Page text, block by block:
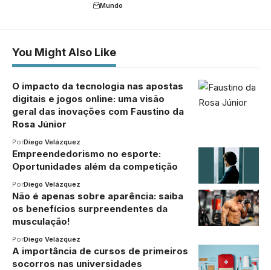
Mundo
You Might Also Like
O impacto da tecnologia nas apostas
digitais e jogos online: uma visão
geral das inovações com Faustino da
Rosa Júnior
PorDiego Velázquez
Empreendedorismo no esporte:
Oportunidades além da competição
PorDiego Velázquez
Não é apenas sobre aparência: saiba
os benefícios surpreendentes da
musculação!
PorDiego Velázquez
A importância de cursos de primeiros
socorros nas universidades